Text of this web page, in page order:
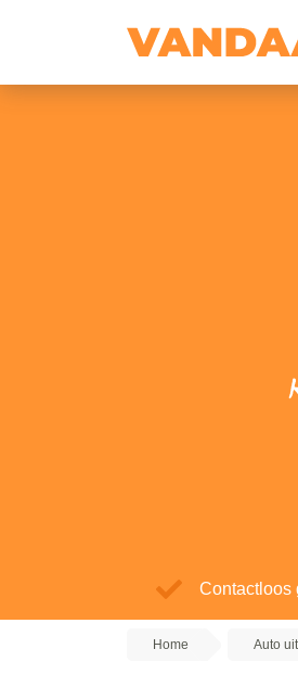
Contactloos
Home Auto